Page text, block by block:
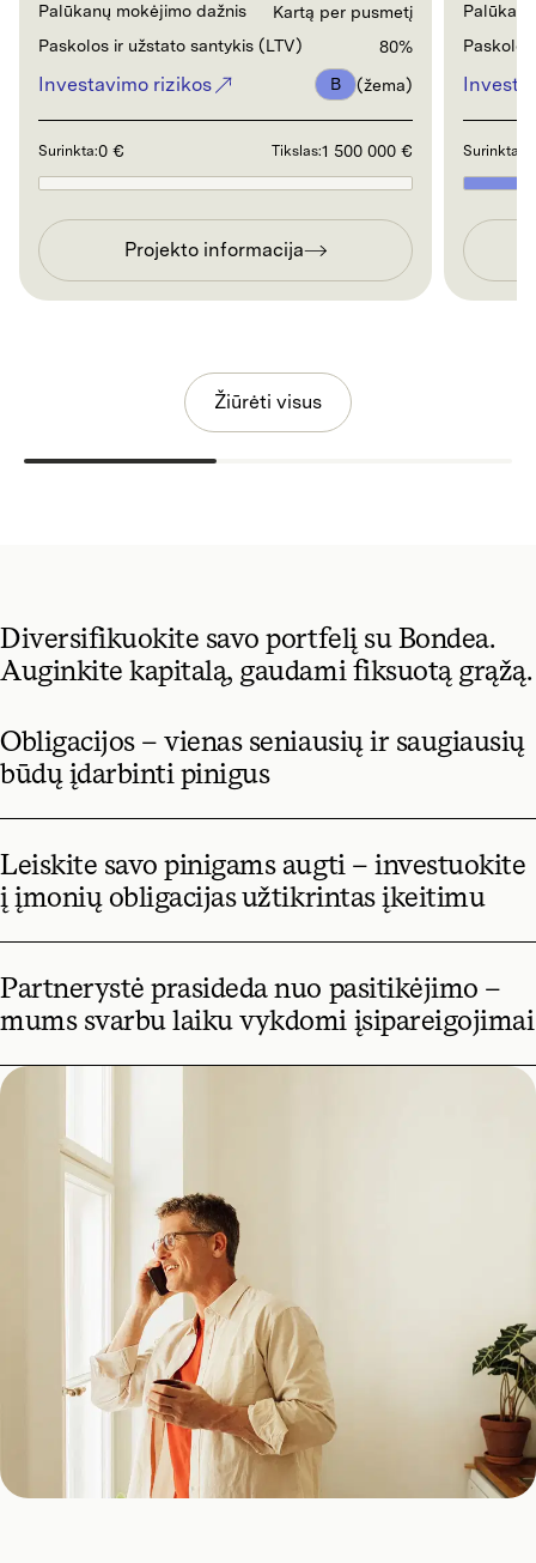
Palūkanų mokėjimo dažnis
Kartą per pusmetį
Paskolos ir užstato santykis (LTV)
80%
Investavimo rizikos B (žema)
Surinkta:0 € Tikslas:1 500 000 €
Projekto informacija
Surinkta:
Žiūrėti visus
Diversifikuokite savo portfelį su Bondea.
Auginkite kapitalą, gaudami fiksuotą grąžą.
Obligacijos – vienas seniausių ir saugiausių
būdų įdarbinti pinigus
Leiskite savo pinigams augti – investuokite
į įmonių obligacijas užtikrintas įkeitimu
Partnerystė prasideda nuo pasitikėjimo –
mums svarbu laiku vykdomi įsipareigojimai